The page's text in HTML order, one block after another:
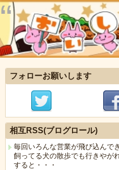
フォローお願いします
相互RSS(ブログロール)
毎回いろんな営業が飛び込んで
飼ってる犬の散歩でも行きやが
すると・・・